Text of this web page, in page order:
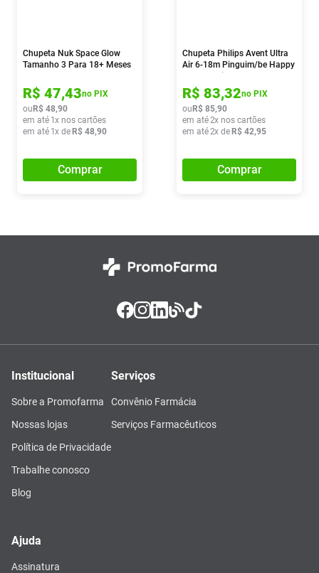
Chupeta Nuk Space Glow
Tamanho 3 Para 18+ Meses
R$ 47,43no PIX
ou R$ 48,90
em até 1x nos cartões
em até 1x de R$ 48,90
Comprar
Chupeta Philips Avent Ultra
Air 6-18m Pinguim/be Happy
R$ 83,32no PIX
ou R$ 85,90
em até2x nos cartões
em até2x de R$ 42,95
Comprar
Institucional
Sobre a Promofarma
Nossas lojas
Política de Privacidade
Trabalhe conosco
Blog
Serviços
Convênio Farmácia
Serviços Farmacêuticos
Ajuda
Assinatura